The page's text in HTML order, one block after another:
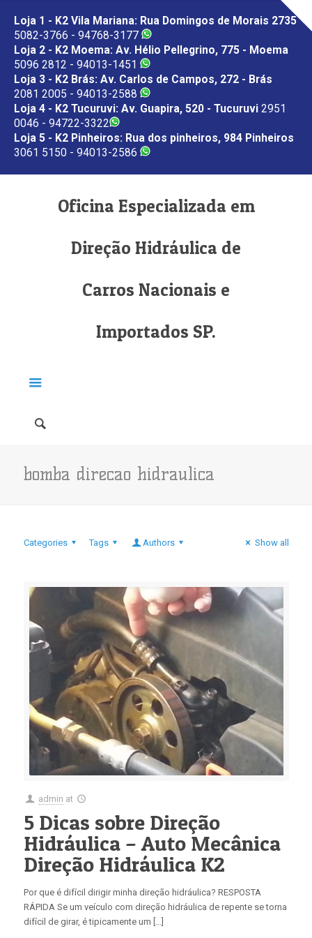
Loja 1 - K2 Vila Mariana: Rua Domingos de Morais 2735
5082-3766 - 94768-3177
Loja 2 - K2 Moema: Av. Hélio Pellegrino, 775 - Moema
5096 2812 - 94013-1451
Loja 3 - K2 Brás: Av. Carlos de Campos, 272 - Brás
2081 2005 - 94013-2588
Loja 4 - K2 Tucuruvi: Av. Guapira, 520 - Tucuruvi 2951
0046 - 94722-3322
Loja 5 - K2 Pinheiros: Rua dos pinheiros, 984 Pinheiros
3061 5150 - 94013-2586
Oficina Especializada em
Direção Hidráulica de
Carros Nacionais e
Importados SP.
bomba direcao hidraulica
Categories Tags Authors Show all
admin at
5 Dicas sobre Direção
Hidráulica – Auto Mecânica
Direção Hidráulica K2
Por que é difícil dirigir minha direção hidráulica? RESPOSTA
RÁPIDA Se um veículo com direção hidráulica de repente se torna
difícil de girar, é tipicamente um […]